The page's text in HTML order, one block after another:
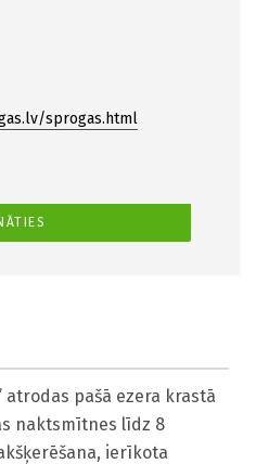
sprogas.html
atrodas pašā ezera krastā
naktsmītnes līdz 8
ierīkota